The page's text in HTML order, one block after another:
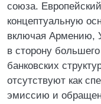
союза.
концептуальную
включая Армению,
в сторону
банковских
отсутствуют как
эмиссию и